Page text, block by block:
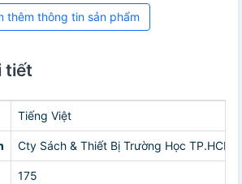
thêm thông tin sản phẩm
tiết
Tiếng Việt
Cty Sách & Thiết Bị Trường Học TP.HCM
175